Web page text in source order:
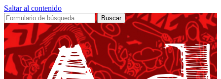
Saltar al contenido
Buscar: